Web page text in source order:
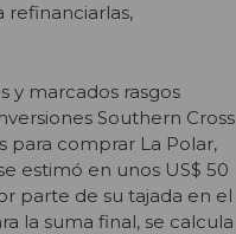
y marcados rasgos
Southern Cross
para comprar La Polar,
estimó en unos US$ 50
parte de su tajada en el
la suma final, se calcula